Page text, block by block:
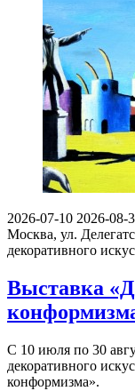
2026-07-10 2026-08-
Москва, ул.
декоративного
Выставка
С 10 июля по 30
декоративного
конформизма».